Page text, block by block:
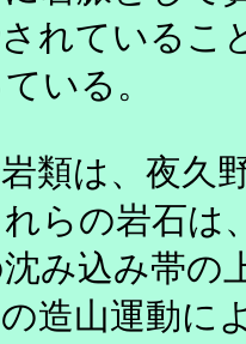
れているこ
いる。
類は、夜久
らの岩石は
み込み帯の
造山運動に